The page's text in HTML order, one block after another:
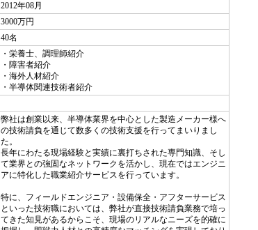
2012年08月
3000万円
40名
・栄養士、調理師紹介
・障害者紹介
・海外人材紹介
・半導体関連技術者紹介
弊社は創業以来、半導体業界を中心とした製造メーカー様へ
の技術請負を通じて数多くの技術支援を行ってまいりまし
た。
長年にわたる現場経験と実績に裏打ちされた専門知識、そし
て業界との強固なネットワークを活かし、現在ではエンジニ
アに特化した職業紹介サービスを行っています。
特に、フィールドエンジニア・設備保全・アフターサービス
といった技術職においては、弊社が直接技術請負業務で培っ
てきた知見があるからこそ、現場のリアルなニーズを的確に